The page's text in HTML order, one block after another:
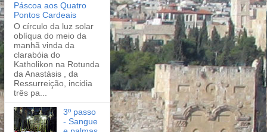
Páscoa aos Quatro
Pontos Cardeais
O círculo da luz solar
oblíqua do meio da
manhã vinda da
clarabóia do
Katholikon na Rotunda
da Anastásis , da
Ressurreição, incidia
três pa...
3º passo
- Sangue